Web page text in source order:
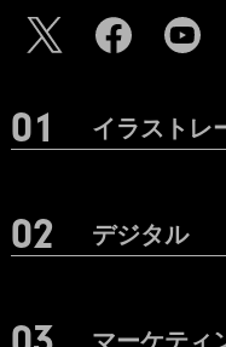
イラストレ
デジタル
マーケティ